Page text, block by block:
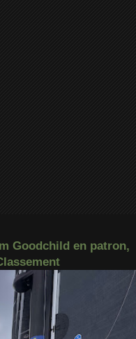
Goodchild en patron,